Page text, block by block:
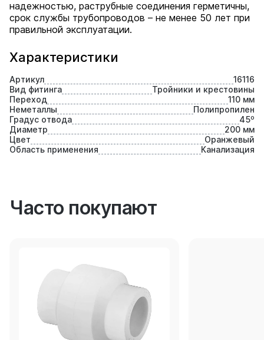
Характеристики
Артикул
16116
Вид фитинга
Тройники и крестовины
Переход
110 мм
Неметаллы
Полипропилен
Градус отвода
45⁰
Диаметр
200 мм
Цвет
Оранжевый
Область применения
Канализация
надежностью, раструбные соединения герметичны,
срок службы трубопроводов – не менее 50 лет при
правильной эксплуатации.
Часто покупают